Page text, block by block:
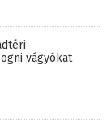
vágyókat